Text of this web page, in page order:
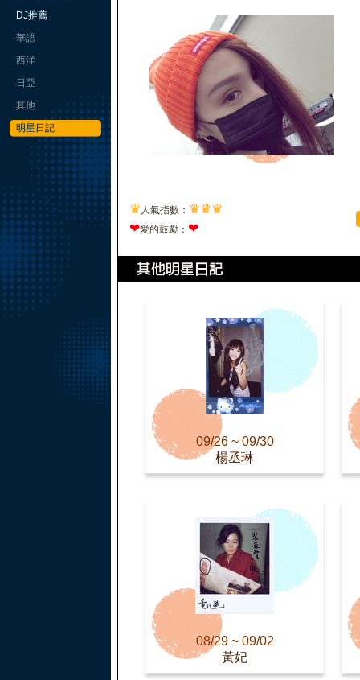
DJ推薦
華語
西洋
日亞
其他
明星日記
♛ 人氣指數： ♛♛♛
❤愛的鼓勵： ❤
09/26 ~ 09/30
楊丞琳
08/29 ~ 09/02
黃妃